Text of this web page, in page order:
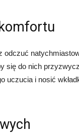
odczuć
się do nich
uczucia i nosić